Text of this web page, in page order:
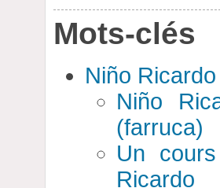
Mots-clés
Niño Ricardo
Niño
(farruca)
Un
Ricardo